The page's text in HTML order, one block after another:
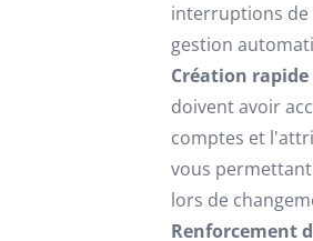
interruptions de
gestion
Création rapide
doivent avoir
comptes et
vous
lors de
Renforcement